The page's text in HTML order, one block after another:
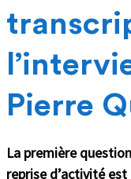
Pierre
La première
reprise d’activité est